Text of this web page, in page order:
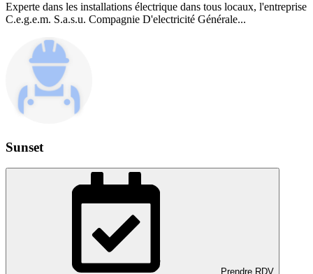
Experte dans les installations électrique dans tous locaux, l'entreprise
C.e.g.e.m. S.a.s.u. Compagnie D'electricité Générale...
Sunset
Prendre RDV